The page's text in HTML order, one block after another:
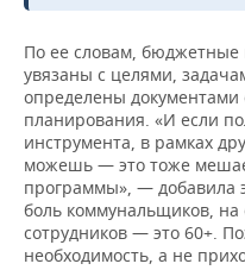
По ее словам,
увязаны с целями,
определены документами
планирования. «И если
инструмента, в рамках
можешь — это тоже
программы», — добавила
боль коммунальщиков, на
сотрудников — это 60+.
необходимость, а не